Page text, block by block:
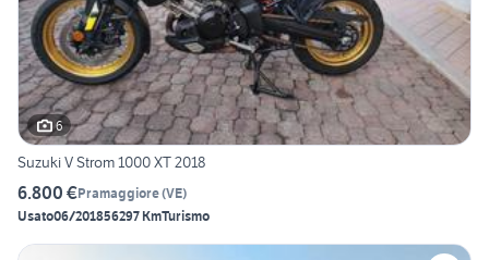
6
Suzuki V Strom 1000 XT 2018
6.800 €Pramaggiore(VE)
Usato06/201856297 KmTurismo